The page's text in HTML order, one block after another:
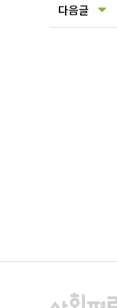
다음글